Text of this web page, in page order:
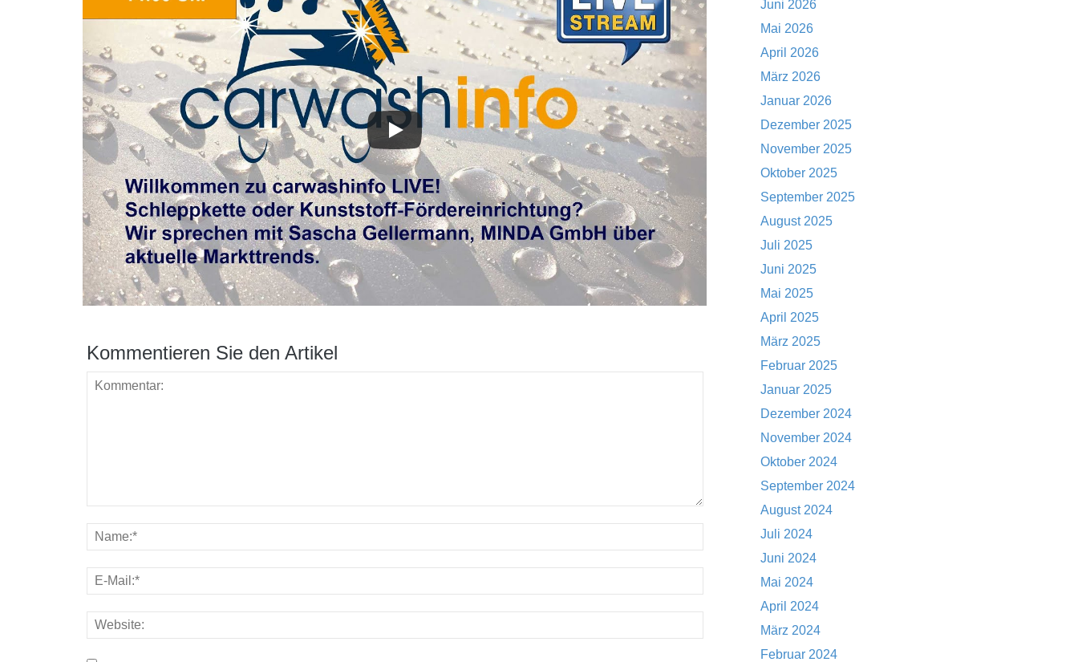
Kommentieren Sie den Artikel
Juni 2026
Mai 2026
April 2026
März 2026
Januar 2026
Dezember 2025
November 2025
Oktober 2025
September 2025
August 2025
Juli 2025
Juni 2025
Mai 2025
April 2025
März 2025
Februar 2025
Januar 2025
Dezember 2024
November 2024
Oktober 2024
September 2024
August 2024
Juli 2024
Juni 2024
Mai 2024
April 2024
März 2024
Februar 2024